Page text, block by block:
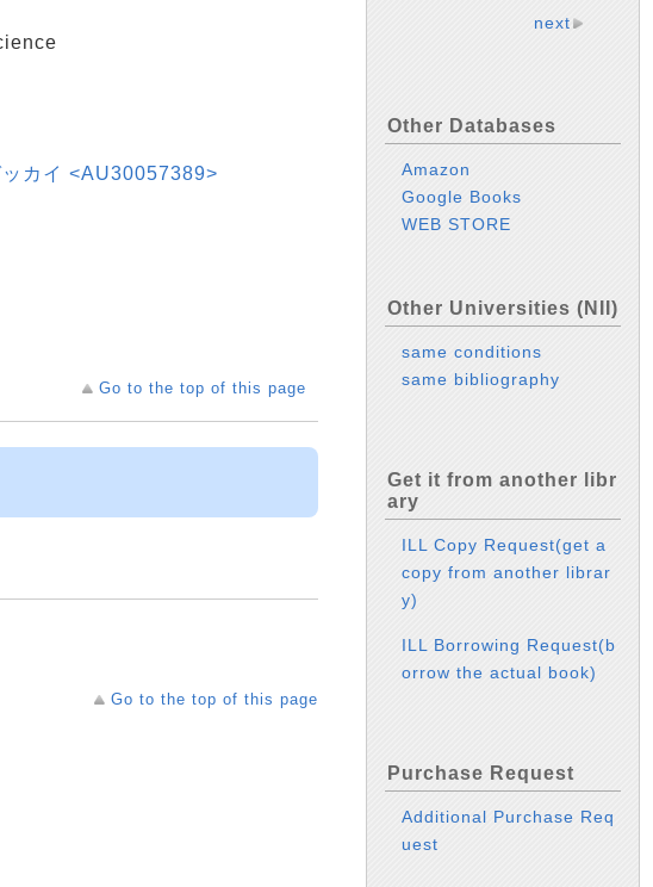
カイ <AU30057389>
Go to the top of this page
Go to the top of this page
next
Other Databases
Amazon
Google Books
WEB STORE
Other Universities (NII)
same conditions
same bibliography
Get it from another libr
ary
ILL Copy Request(get a
copy from another librar
y)
ILL Borrowing Request(b
orrow the actual book)
Purchase Request
Additional Purchase Req
uest